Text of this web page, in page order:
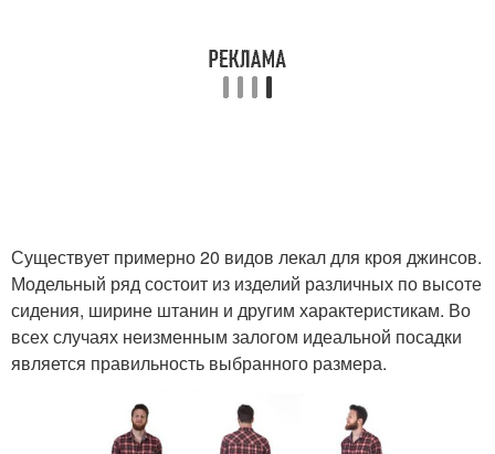
Существует примерно 20 видов лекал для кроя джинсов.
Модельный ряд состоит из изделий различных по высоте
сидения, ширине штанин и другим характеристикам. Во
всех случаях неизменным залогом идеальной посадки
является правильность выбранного размера.